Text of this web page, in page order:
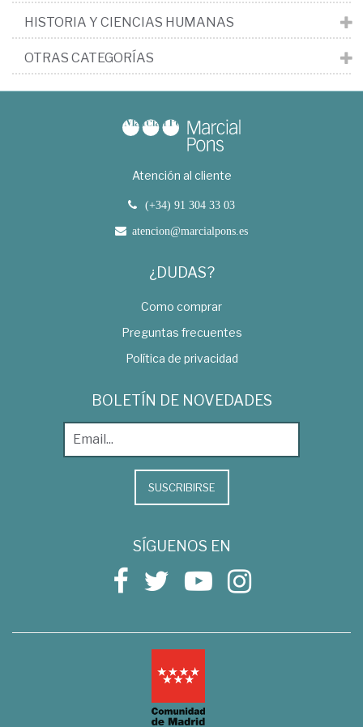
HISTORIA Y CIENCIAS HUMANAS
OTRAS CATEGORÍAS
Atención al cliente
(+34) 91 304 33 03
atencion@marcialpons.es
¿DUDAS?
Como comprar
Preguntas frecuentes
Política de privacidad
BOLETÍN DE NOVEDADES
SUSCRIBIRSE
SÍGUENOS EN